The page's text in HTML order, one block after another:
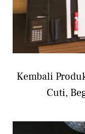
Kembali
Cuti,